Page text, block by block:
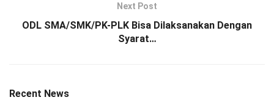
Next Post
ODL SMA/SMK/PK-PLK Bisa Dilaksanakan Dengan
Syarat…
Recent News